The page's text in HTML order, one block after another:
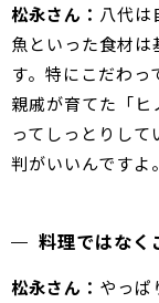
松永さん： 八代は
魚といった食材
す。特にこだわっ
親戚が育てた「ヒ
ってしっとりし
判がいいんですよ。
料理ではなく
松永さん： やっぱ